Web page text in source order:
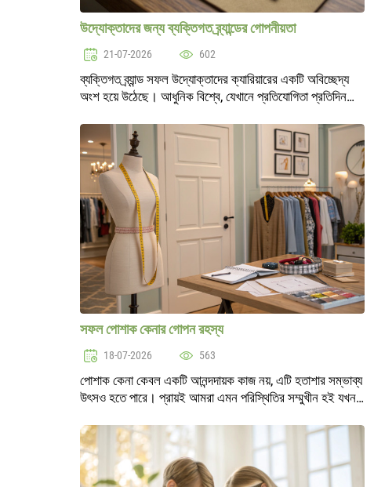
উদ্যোক্তাদের জন্য ব্যক্তিগত ব্র্যান্ডের গোপনীয়তা
21-07-2026 602
ব্যক্তিগত ব্র্যান্ড সফল উদ্যোক্তাদের ক্যারিয়ারের একটি অবিচ্ছেদ্য
অংশ হয়ে উঠেছে। আধুনিক বিশ্বে, যেখানে প্রতিযোগিতা প্রতিদিন
জন্য একটি গুরু..
সফল পোশাক কেনার গোপন রহস্য
18-07-2026 563
পোশাক কেনা কেবল একটি আনন্দদায়ক কাজ নয়, এটি হতাশার সম্ভাব্য
উৎসও হতে পারে। প্রায়ই আমরা এমন পরিস্থিতির সম্মুখীন হই যখন
অস্বস্তি এড়াতে, সফল পোশাক..